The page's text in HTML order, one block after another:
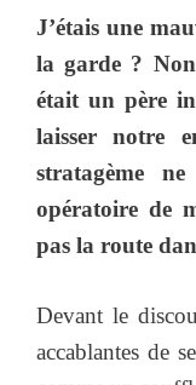
J’étais une
la garde ?
était un père
laisser notre
stratagème
opératoire de
pas la route
Devant le
accablantes de